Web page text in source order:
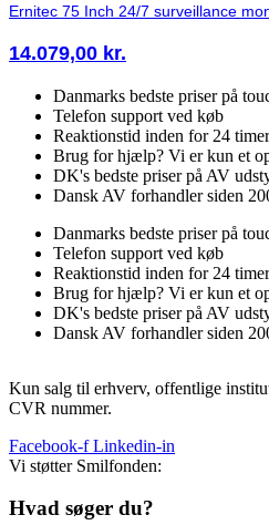
Ernitec 75 Inch 24/7 surveillance
14.079,00 kr.
Danmarks bedste priser på
Telefon support ved køb
Reaktionstid inden for 24 timer
Brug for hjælp? Vi er kun et
DK's bedste priser på AV
Dansk AV forhandler siden
Danmarks bedste priser på
Telefon support ved køb
Reaktionstid inden for 24 timer
Brug for hjælp? Vi er kun et
DK's bedste priser på AV
Dansk AV forhandler siden
Kun salg til erhverv, offentlige
CVR nummer.
Facebook-f Linkedin-in
Vi støtter Smilfonden:
Hvad søger du?